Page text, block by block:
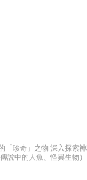
定都將左右族群的命運
幻小說的全新體驗：以
色彩的世界觀搭配明快
真摯的情感變化，盡收
不需背景知識，也能完
萬本 ◆美國亞馬遜書店
一，榜上盤據總時長逾
市國中小學票選為嘉義
體、選擇與責任等生命
習教材。
「珍奇」之物 深入探索
說中的人魚、怪異生物
藏家如何透過收集珍奇
中也涉及了許多關於人